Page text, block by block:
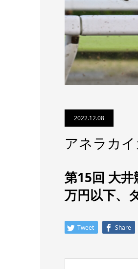
2022.12.08
アネラカ
第15回 大
万円以下、
Tweet Share